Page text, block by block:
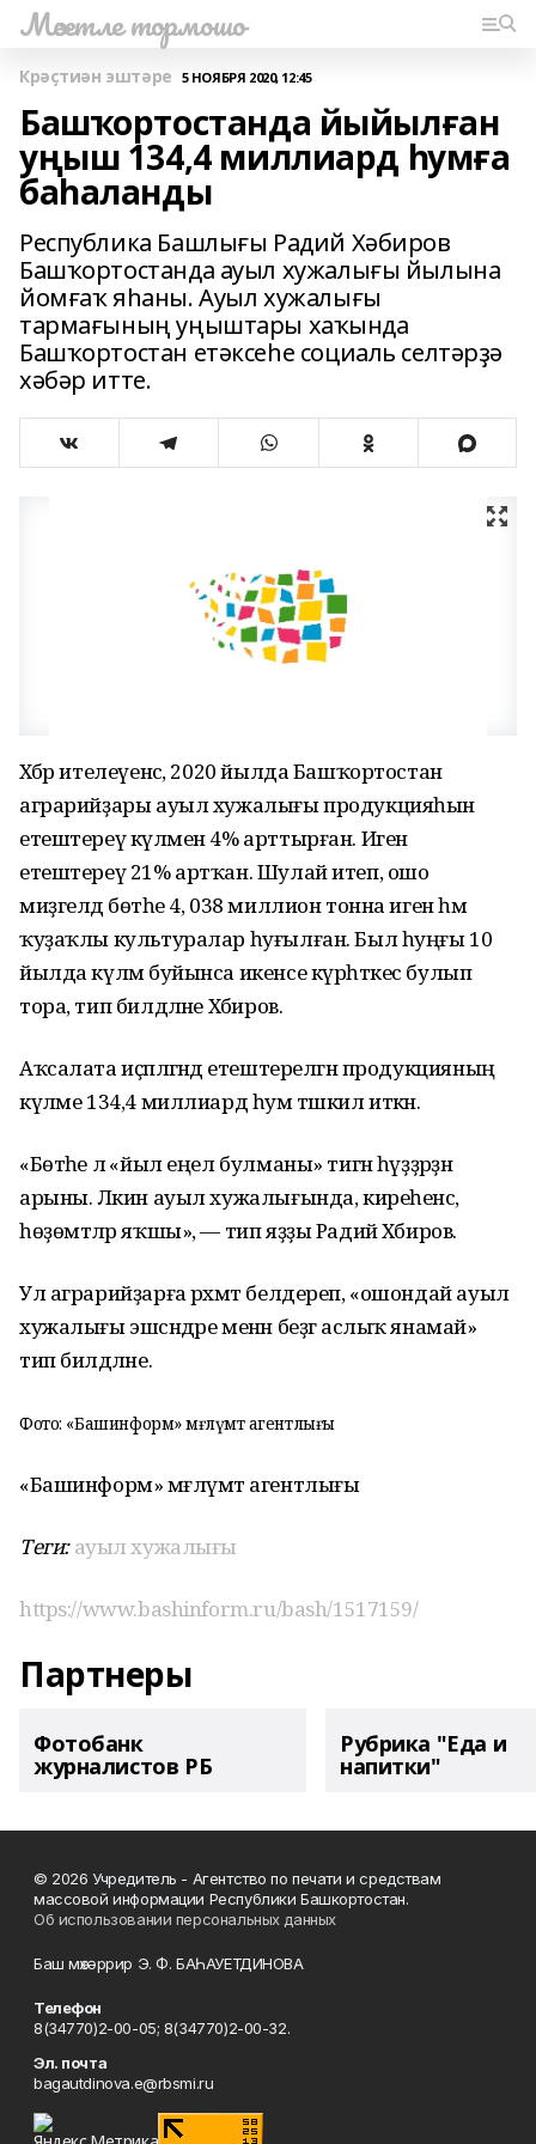
Мәсетле тормошо
Крәҫтиән эштәре 5 НОЯБРЯ 2020, 12:45
Башҡортостанда йыйылған
уңыш 134,4 миллиард һумға
баһаланды
Республика Башлығы Радий Хәбиров
Башҡортостанда ауыл хужалығы йылына
йомғаҡ яһаны. Ауыл хужалығы
тармағының уңыштары хаҡында
Башҡортостан етәксеһе социаль селтәрҙә
хәбәр итте.
Хәбәр ителеүенсә, 2020 йылда Башҡортостан
аграрийҙары ауыл хужалығы продукцияһын
етештереү күләмен 4% арттырған. Иген
етештереү 21% артҡан. Шулай итеп, ошо
миҙгелдә бөтәһе 4, 038 миллион тонна иген һәм
ҡуҙаҡлы культуралар һуғылған. Был һуңғы 10
йылда күләм буйынса икенсе күрһәткес булып
тора, тип билдәләне Хәбиров.
Аҡсалата иҫәпләгәндә етештерелгән продукцияның
күләме 134,4 миллиард һум тәшкил иткән.
«Бөтәһе лә «йыл еңел булманы» тигән һүҙҙәрҙән
арыны. Ләкин ауыл хужалығында, киреһенсә,
һөҙөмтәләр яҡшы», — тип яҙҙы Радий Хәбиров.
Ул аграрийҙарға рәхмәт белдереп, «ошондай ауыл
хужалығы эшсәндәре менән беҙгә аслыҡ янамай»
тип билдәләне.
Фото: «Башинформ» мәғлүмәт агентлығы
«Башинформ» мәғлүмәт агентлығы
Теги: ауыл хужалығы
https://www.bashinform.ru/bash/1517159/
Партнеры
Фотобанк
журналистов РБ
Рубрика "Еда и
напитки"
© 2026 Учредитель - Агентство по печати и средствам
массовой информации Республики Башкортостан.
Об использовании персональных данных
Баш мөхәррир Э. Ф. БАҺАУЕТДИНОВА
Телефон
8(34770)2-00-05; 8(34770)2-00-32.
Эл. почта
bagautdinova.e@rbsmi.ru